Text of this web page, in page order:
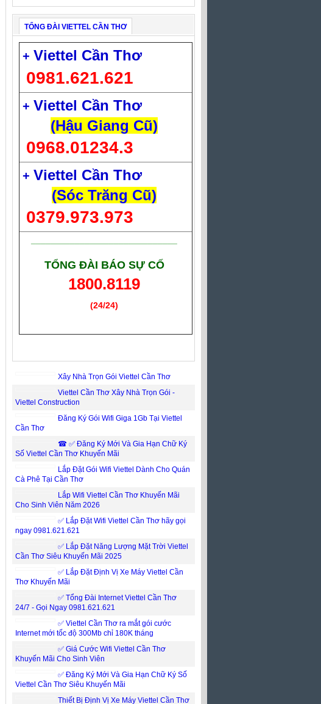
TỔNG ĐÀI VIETTEL CẦN THƠ
+ Viettel Cần Thơ
0981.621.621
+ Viettel Cần Thơ
(Hậu Giang Cũ)
0968.01234.3
+ Viettel Cần Thơ
(Sóc Trăng Cũ)
0379.973.973
TỔNG ĐÀI BÁO SỰ CỐ
1800.8119
(24/24)
Xây Nhà Trọn Gói Viettel Cần Thơ
Viettel Cần Thơ Xây Nhà Trọn Gói -
Viettel Construction
Đăng Ký Gói Wifi Giga 1Gb Tại Viettel
Cần Thơ
☎ ✅‎ Đăng Ký Mới Và Gia Hạn Chữ Ký
Số Viettel Cần Thơ Khuyến Mãi
Lắp Đặt Gói Wifi Viettel Dành Cho Quán
Cà Phê Tại Cần Thơ
Lắp Wifi Viettel Cần Thơ Khuyến Mãi
Cho Sinh Viên Năm 2026
✅ Lắp Đặt Wifi Viettel Cần Thơ hãy gọi
ngay 0981.621.621
✅ Lắp Đặt Năng Lượng Mặt Trời Viettel
Cần Thơ Siêu Khuyến Mãi 2025
✅ Lắp Đặt Định Vị Xe Máy Viettel Cần
Thơ Khuyến Mãi
✅ Tổng Đài Internet Viettel Cần Thơ
24/7 - Gọi Ngay 0981.621.621
✅ ‎Viettel Cần Thơ ra mắt gói cước
Internet mới tốc độ 300Mb chỉ 180K tháng
✅ ‎Giá Cước Wifi Viettel Cần Thơ
Khuyến Mãi Cho Sinh Viên
✅‎ Đăng Ký Mới Và Gia Hạn Chữ Ký Số
Viettel Cần Thơ Siêu Khuyến Mãi
Thiết Bị Định Vị Xe Máy Viettel Cần Thơ